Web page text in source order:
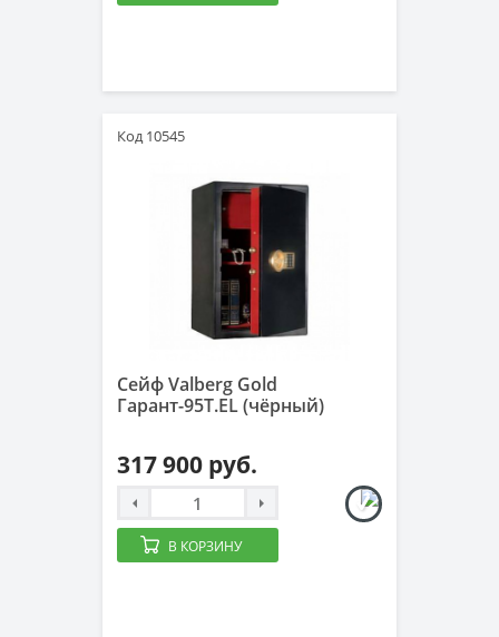
Код 10545
Сейф Valberg Gold
Гарант-95T.EL (чёрный)
317 900 руб.
В КОРЗИНУ